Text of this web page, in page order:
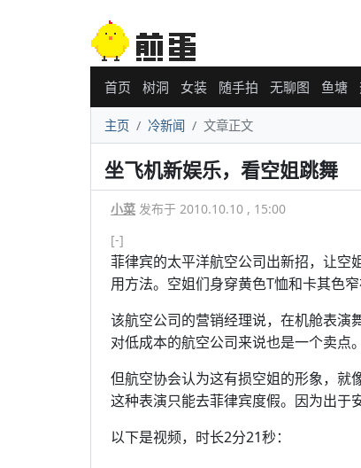
首页 树洞 女装 随手拍 无聊图 鱼塘
主页 冷新闻 文章正文
坐飞机新娱乐，看空姐跳舞
小菜 发布于 2010.10.10 , 15:00
[-]
菲律宾的太平洋航空公司出新招，让
用方法。空姐们身穿黄色T恤和卡其色
该航空公司的营销经理说，在机舱表演
对低成本的航空公司来说也是一个卖点。
但航空协会认为这有损空姐的形象，就
这种表演只能去菲律宾度假。因为出于
以下是视频，时长2分21秒：